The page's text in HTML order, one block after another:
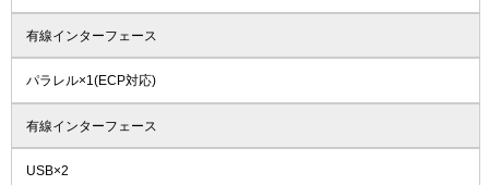
有線インターフェース
パラレル×1(ECP対応)
有線インターフェース
USB×2